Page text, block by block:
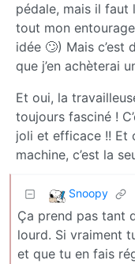
pédale, mais il
tout mon
idée 🙄) Mais c’est
que j’en achèterai
Et oui, la
toujours fasciné !
joli et efficace !! Et
machine, c’est la
Snoopy
Ça prend pas tant
lourd. Si vraiment
et que tu en fais